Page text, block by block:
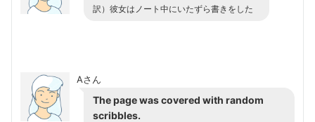
訳）彼女はノート中にいたずら書きをした
Aさん
The page was covered with random
scribbles.